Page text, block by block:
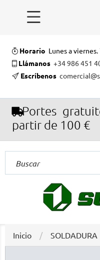

Horario Lunes a
Llámanos +34 986 451
Escríbenos
Portes
partir de 100 €
Inicio SOLDADURA